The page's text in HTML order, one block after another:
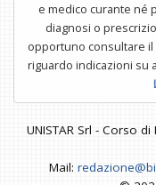
e medico curante né
diagnosi o
opportuno consultare
riguardo indicazioni su
UNISTAR Srl - Corso
Mail: